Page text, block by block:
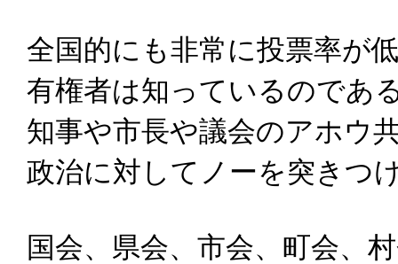
全国的にも非常に投票率が
有権者は知っているのであ
知事や市長や議会のアホウ
政治に対してノーを突きつ
国会、県会、市会、町会、